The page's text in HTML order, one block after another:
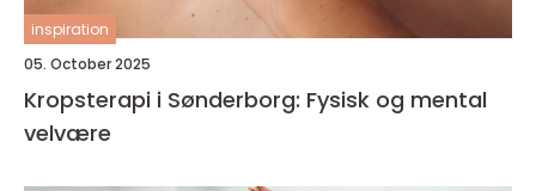
inspiration
05. October 2025
Kropsterapi i Sønderborg: Fysisk og mental
velvære